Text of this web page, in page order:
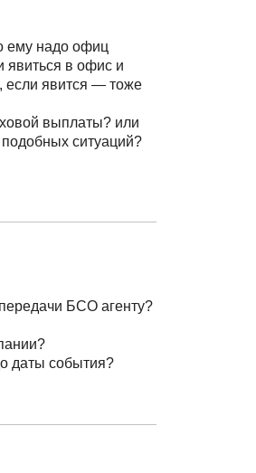
ему надо офиц
явиться в офис и
если явится — тоже
выплаты? или
ситуаций?
БСО агенту?
даты события?